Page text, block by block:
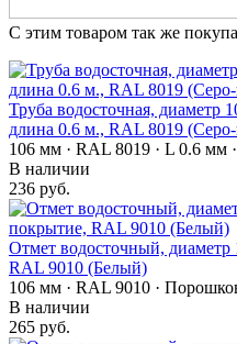
С этим товаром так же
Труба водосточная, диаметр
длина 0.6 м., RAL 8019
106 мм · RAL 8019 · L 0.6 мм
В наличии
236 руб.
Отмет водосточный,
RAL 9010 (Белый)
106 мм · RAL 9010 ·
В наличии
265 руб.